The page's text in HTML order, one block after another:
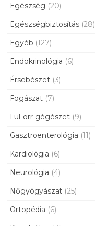
Egészség (20)
Egészségbiztosítás (28)
Egyéb (127)
Endokrinológia (6)
Érsebészet (3)
Fogászat (7)
Fül-orr-gégészet (9)
Gasztroenterológia (11)
Kardiológia (6)
Neurológia (4)
Nőgyógyászat (25)
Ortopédia (6)